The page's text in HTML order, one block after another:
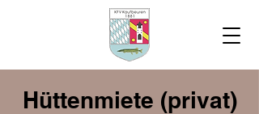
Hüttenmiete (privat)